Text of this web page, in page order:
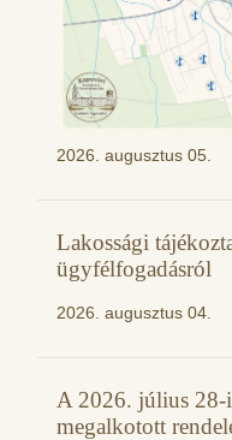
2026. augusztus 05.
Lakossági
ügyfélfogadásról
2026. augusztus 04.
A 2026. július 28-
megalkotott